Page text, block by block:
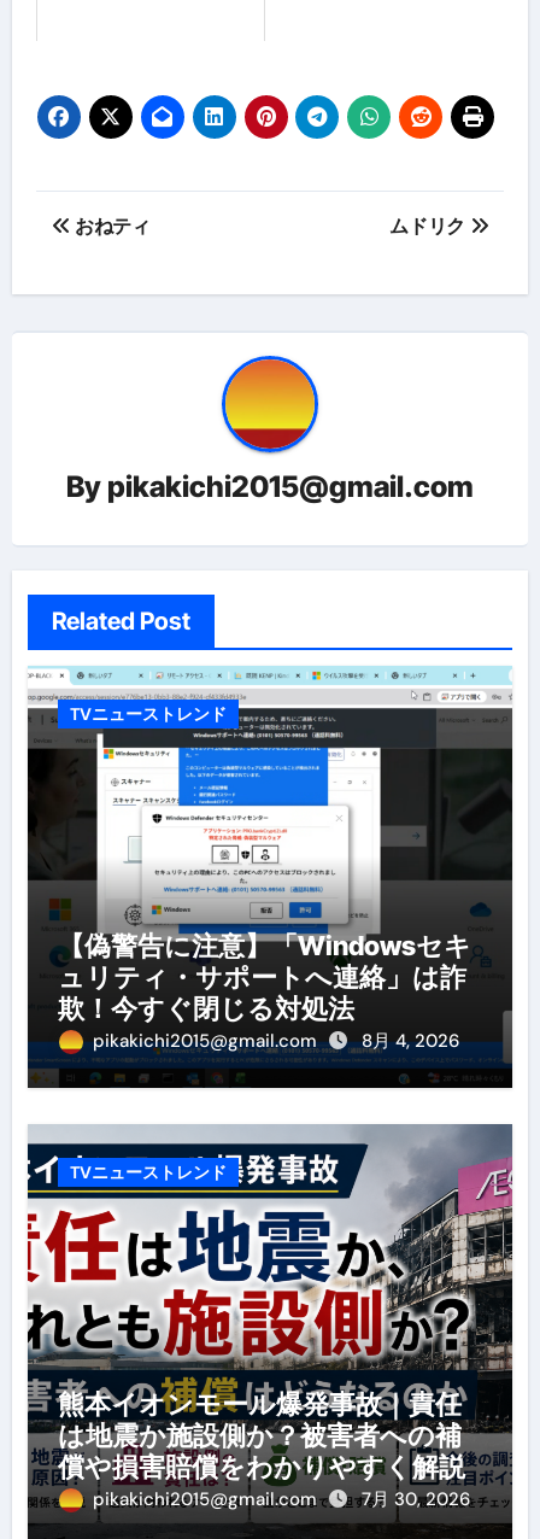
投
シ
ョ
ン
おねティ ムドリク
By pikakichi2015@gmail.com
Related Post
TVニューストレンド
【偽警告に注意】「Windowsセキ
ュリティ・サポートへ連絡」は詐
欺！今すぐ閉じる対処法
pikakichi2015@gmail.com 8月 4, 2026
TVニューストレンド
熊本イオンモール爆発事故｜責任
は地震か施設側か？被害者への補
償や損害賠償をわかりやすく解説
pikakichi2015@gmail.com 7月 30, 2026